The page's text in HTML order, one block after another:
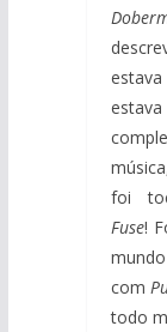
foi
Fuse!
com
todo